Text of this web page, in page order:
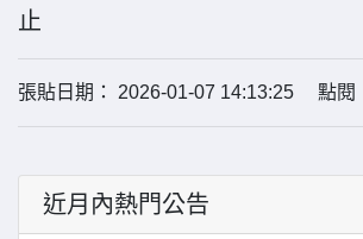
止
張貼日期： 2026-01-07 14:13:25 點閱
近月內熱門公告